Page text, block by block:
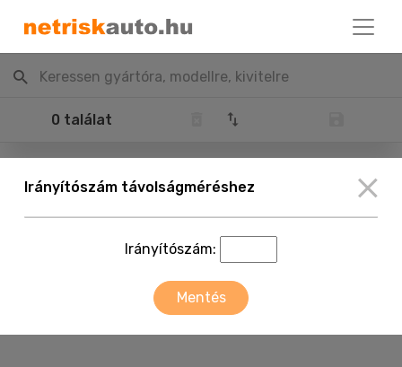
Keressen gyártóra, modellre, kivitelre
0 találat
Irányítószám távolságméréshez
Irányítószám:
Mentés